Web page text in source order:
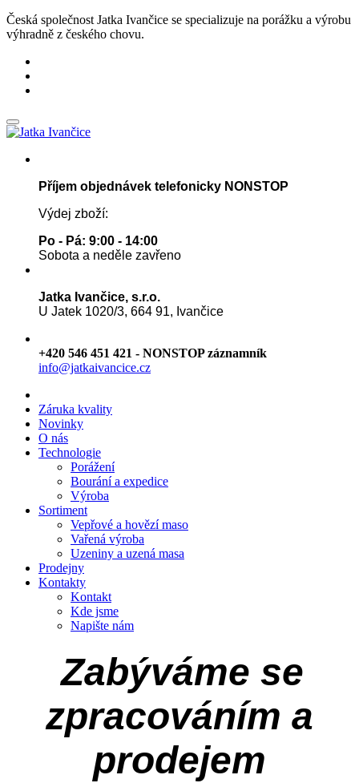
Česká společnost Jatka Ivančice se specializuje na porážku a výrobu
výhradně z českého chovu.
Příjem objednávek telefonicky NONSTOP
Výdej zboží:
Po - Pá: 9:00 - 14:00
Sobota a neděle zavřeno
Jatka Ivančice, s.r.o.
U Jatek 1020/3, 664 91, Ivančice
+420 546 451 421 - NONSTOP záznamník
info@jatkaivancice.cz
Záruka kvality
Novinky
O nás
Technologie
Porážení
Bourání a expedice
Výroba
Sortiment
Vepřové a hovězí maso
Vařená výroba
Uzeniny a uzená masa
Prodejny
Kontakty
Kontakt
Kde jsme
Napište nám
Zabýváme se
zpracováním a
prodejem